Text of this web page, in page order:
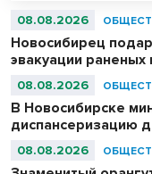
абсолютными
08.08.2026
Новосибирец
эвакуации
08.08.2026
В Новосибирске
диспансеризацию
08.08.2026